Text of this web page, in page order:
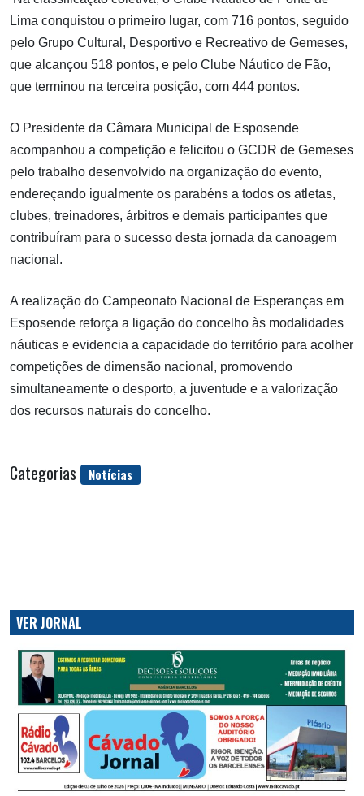
Lima conquistou o primeiro lugar, com 716 pontos, seguido
pelo Grupo Cultural, Desportivo e Recreativo de Gemeses,
que alcançou 518 pontos, e pelo Clube Náutico de Fão,
que terminou na terceira posição, com 444 pontos.
O Presidente da Câmara Municipal de Esposende
acompanhou a competição e felicitou o GCDR de Gemeses
pelo trabalho desenvolvido na organização do evento,
endereçando igualmente os parabéns a todos os atletas,
clubes, treinadores, árbitros e demais participantes que
contribuíram para o sucesso desta jornada da canoagem
nacional.
A realização do Campeonato Nacional de Esperanças em
Esposende reforça a ligação do concelho às modalidades
náuticas e evidencia a capacidade do território para acolher
competições de dimensão nacional, promovendo
simultaneamente o desporto, a juventude e a valorização
dos recursos naturais do concelho.
Categorias Notícias
VER JORNAL